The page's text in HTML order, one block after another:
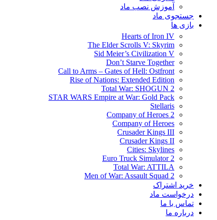
آموزش نصب ماد
جستجوی ماد
بازی ها
Hearts of Iron IV
The Elder Scrolls V: Skyrim
Sid Meier’s Civilization V
Don’t Starve Together
Call to Arms – Gates of Hell: Ostfront
Rise of Nations: Extended Edition
Total War: SHOGUN 2
STAR WARS Empire at War: Gold Pack
Stellaris
Company of Heroes 2
Company of Heroes
Crusader Kings III
Crusader Kings II
Cities: Skylines
Euro Truck Simulator 2
Total War: ATTILA
Men of War: Assault Squad 2
خرید اشتراک
درخواست ماد
تماس با ما
درباره ما